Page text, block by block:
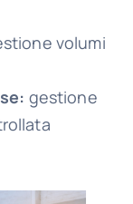
volumi
gestione